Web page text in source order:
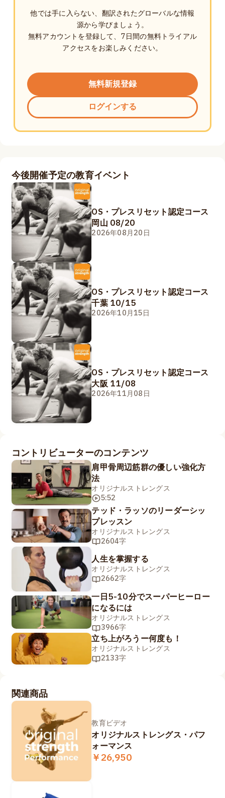
他では手に入らない、翻訳されたグローバルな情報
源から学びましょう。
無料アカウントを登録して、7日間の無料トライアル
アクセスをお楽しみください。
無料新規登録
ログインする
今後開催予定の教育イベント
OS・プレスリセット認定コース
岡山 08/20
2026年08月20日
OS・プレスリセット認定コース
千葉 10/15
2026年10月15日
OS・プレスリセット認定コース
大阪 11/08
2026年11月08日
コントリビューターのコンテンツ
肩甲骨周辺筋群の優しい強化方
法
オリジナルストレングス
5:52
テッド・ラッソのリーダーシッ
プレッスン
オリジナルストレングス
2604字
人生を掌握する
オリジナルストレングス
2662字
一日5-10分でスーパーヒーロー
になるには
オリジナルストレングス
3966字
立ち上がろうー何度も！
オリジナルストレングス
2133字
関連商品
教育ビデオ
オリジナルストレングス・パフ
ォーマンス
￥26,950